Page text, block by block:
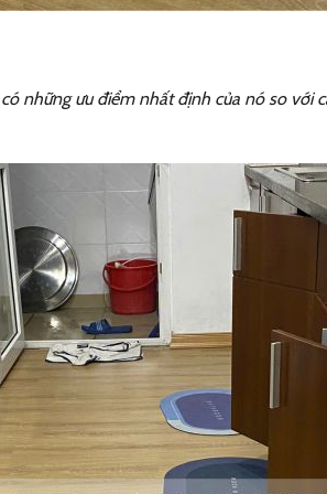
những ưu điểm nhất định của nó so với